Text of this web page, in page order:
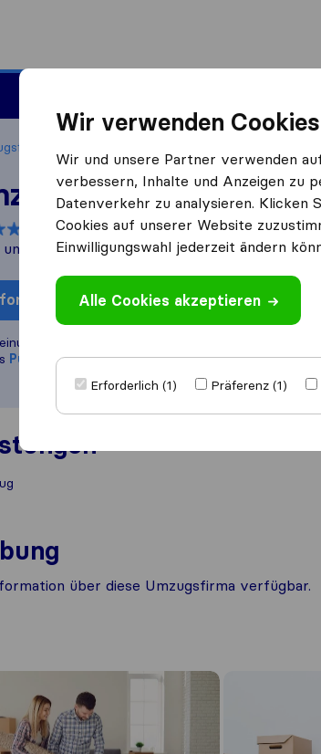
KG
basierend auf 56
Google Bewertungen
i
Bewertung schreiben
KG mit anderen
Purkersdorf
über diese Umzugsfirma verfügbar.
Wir verwenden Cookies
Wir und unsere Partner verwenden
verbessern, Inhalte und Anzeigen zu
Datenverkehr zu analysieren. Klicken
Cookies auf unserer Website
Einwilligungswahl jederzeit ändern
Alle Cookies akzeptieren
Erforderlich (1) Präferenz (1)